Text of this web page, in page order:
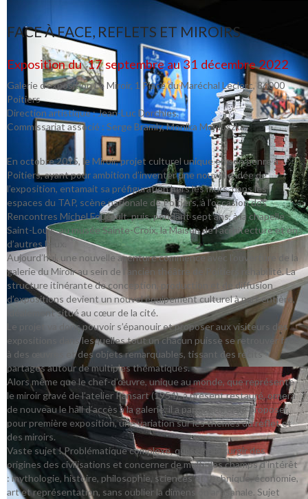
FACE À FACE, REFLETS ET MIROIRS
Exposition du 17 septembre au 31 décembre 2022
Galerie d’exposition Le Miroir, 1 Place du Maréchal Leclerc, 86000
Poitiers
Direction artistique : Jean-Luc Dorchies.
Commissariat associé : Serge Bramly, Monika Mojduszka.
En octobre 2015, le Miroir, projet culturel unique en son genre à
Poitiers, ayant pour ambition d’inventer une nouvelle idée de
l’exposition, entamait sa préfiguration hors les murs, dans les
espaces du TAP, scène nationale de Poitiers, à l’occasion des
Rencontres Michel Foucault, puis, pendant sept ans, à la chapelle
Saint-Louis, au musée Sainte-Croix, la Maison de l’acrhitecture et en
d’autres lieux.
Aujourd’hui, une nouvelle aventure commence avec l’ouverture de la
galerie du Miroir au sein de l’ancien théâtre de Poitiers réhabilité. La
structure itinérante de conception, production et de diffusion
d’expositions devient un nouvel équipement culturel à part entière,
idéalement situé au cœur de la cité.
Le projet va donc pouvoir s’épanouir et proposer aux visiteurs des
expositions dans lesquelles tout un chacun puisse se retrouver face
à des œuvres et des objets remarquables, tissant des récits
partagés autour de multiples thématiques.
Alors même que le chef-d’œuvre, unique au monde, que représente
le miroir gravé de l’atelier Pansart (1954), à présent restauré, ornera
de nouveau le hall d’accès à la galerie, il a paru naturel de proposer,
pour première exposition, une variation sur les thèmes du reflet et
des miroirs.
Vaste sujet ! Problématique complexe, qui semble surgir des
origines des civilisations et concerner de multiples champs d’intérêt
: mythologie, histoire, philosophie, sciences et technique, économie,
art et représentation, sans oublier la dimension artisanale. Sujet